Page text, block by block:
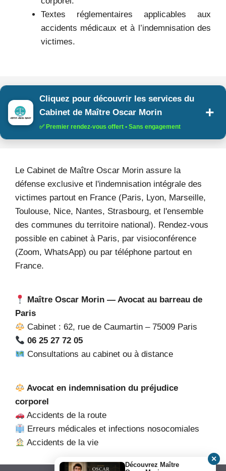
Textes réglementaires applicables aux
accidents médicaux et à l’indemnisation des
victimes.
Cliquez pour découvrir les services du
Cabinet de Maître Oscar Morin
✅ Premier rendez-vous offert • Sans engagement
Le Cabinet de Maître Oscar Morin assure la
défense exclusive et l'indemnisation intégrale des
victimes partout en France (Paris, Lyon, Marseille,
Toulouse, Nice, Nantes, Strasbourg, et l'ensemble
des communes du territoire national). Rendez-vous
possible en cabinet à Paris, par visioconférence
(Zoom, WhatsApp) ou par téléphone partout en
France.
Maître Oscar Morin — Avocat au barreau de
Paris
Cabinet : 62, rue de Caumartin – 75009 Paris
06 25 27 72 05
Consultations au cabinet ou à distance
Avocat en indemnisation du préjudice
corporel
Accidents de la route
Erreurs médicales et infections nosocomiales
Accidents de la vie
Découvrez Maître
✕